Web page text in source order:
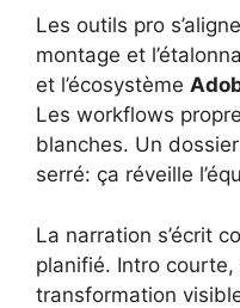
Les outils pro
montage et
et l’écosystème
Les workflows
blanches. Un
serré: ça réveille
La narration s’écrit
planifié. Intro courte,
transformation